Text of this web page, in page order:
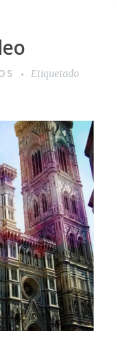
Etiquetado